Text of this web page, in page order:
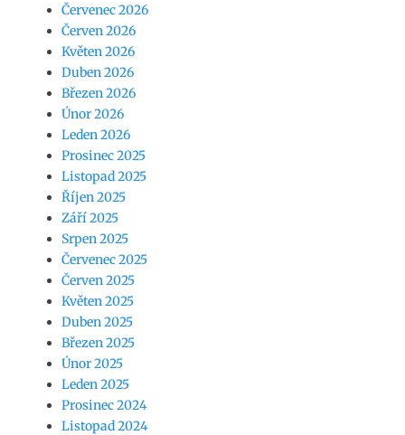
Červenec 2026
Červen 2026
Květen 2026
Duben 2026
Březen 2026
Únor 2026
Leden 2026
Prosinec 2025
Listopad 2025
Říjen 2025
Září 2025
Srpen 2025
Červenec 2025
Červen 2025
Květen 2025
Duben 2025
Březen 2025
Únor 2025
Leden 2025
Prosinec 2024
Listopad 2024